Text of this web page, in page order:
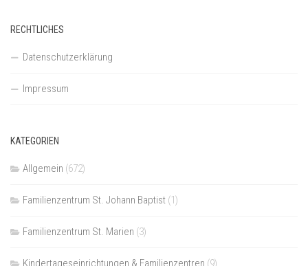
RECHTLICHES
Datenschutzerklärung
Impressum
KATEGORIEN
Allgemein (672)
Familienzentrum St. Johann Baptist (1)
Familienzentrum St. Marien (3)
Kindertageseinrichtungen & Familienzentren (9)